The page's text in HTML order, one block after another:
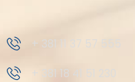
+ 381 11 37 57 555
+ 381 18 41 51 230